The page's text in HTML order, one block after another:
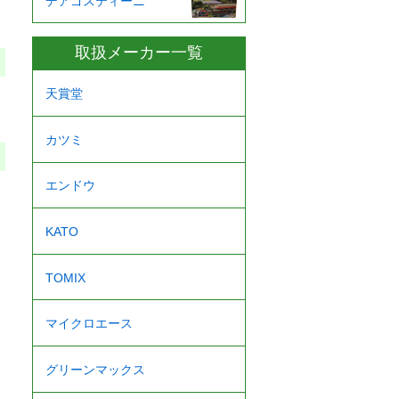
取扱メーカー一覧
天賞堂
カツミ
エンドウ
KATO
TOMIX
マイクロエース
グリーンマックス